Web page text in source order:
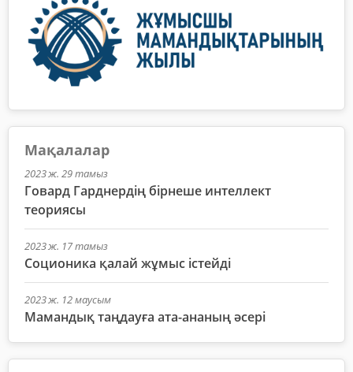
Мақалалар
2023 ж. 29 тамыз
Говард Гарднердің бірнеше интеллект
теориясы
2023 ж. 17 тамыз
Соционика қалай жұмыс істейді
2023 ж. 12 маусым
Мамандық таңдауға ата-ананың әсері